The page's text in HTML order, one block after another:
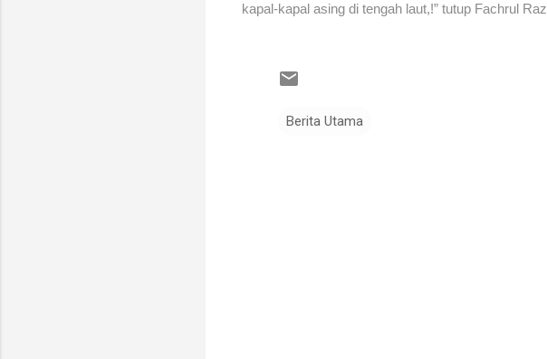
kapal-kapal asing di tengah laut,!” tutup Fachrul
Berita Utama